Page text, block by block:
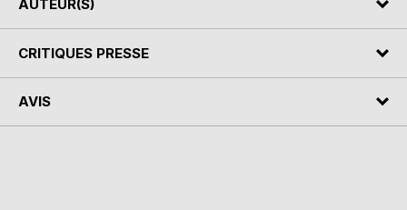
AUTEUR(S)
CRITIQUES PRESSE
AVIS